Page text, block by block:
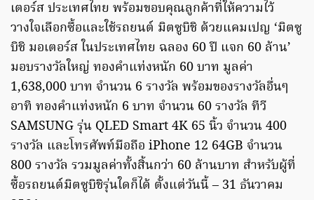
เตอร์ส ประเทศไทย พร้อมขอบคุณลูกค้าที่ให้ความไว้
วางใจเลือกซื้อและใช้รถยนต์ มิตซูบิชิ ด้วยแคมเปญ ‘มิตซู
บิชิ มอเตอร์ส ในประเทศไทย ฉลอง 60 ปี แจก 60 ล้าน’
มอบรางวัลใหญ่ ทองคำแท่งหนัก 60 บาท มูลค่า
1,638,000 บาท จำนวน 6 รางวัล พร้อมของรางวัลอื่นๆ
อาทิ ทองคำแท่งหนัก 6 บาท จำนวน 60 รางวัล ทีวี
SAMSUNG รุ่น QLED Smart 4K 65 นิ้ว จำนวน 400
รางวัล และโทรศัพท์มือถือ iPhone 12 64GB จำนวน
800 รางวัล รวมมูลค่าทั้งสิ้นกว่า 60 ล้านบาท สำหรับผู้ที่
ซื้อรถยนต์มิตซูบิชิรุ่นใดก็ได้ ตั้งแต่วันนี้ – 31 ธันวาคม